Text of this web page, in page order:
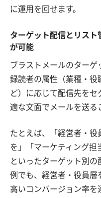
に運用を回せます。
ターゲット配信とリス
が可能
ブラストメールのター
録読者の属性（業種・役
ど）に応じて配信先を
適な文面でメールを送る
たとえば、「経営者・役
を」「マーケティング担
といったターゲット別
例でも、経営者・役員層
高いコンバージョン率を